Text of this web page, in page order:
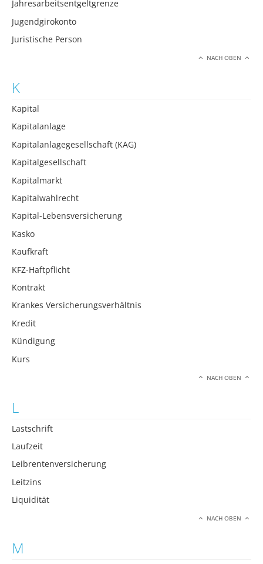
Jahresarbeitsentgeltgrenze
Jugendgirokonto
Juristische Person
NACH OBEN
K
Kapital
Kapitalanlage
Kapitalanlagegesellschaft (KAG)
Kapitalgesellschaft
Kapitalmarkt
Kapitalwahlrecht
Kapital-Lebensversicherung
Kasko
Kaufkraft
KFZ-Haftpflicht
Kontrakt
Krankes Versicherungsverhältnis
Kredit
Kündigung
Kurs
NACH OBEN
L
Lastschrift
Laufzeit
Leibrentenversicherung
Leitzins
Liquidität
NACH OBEN
M